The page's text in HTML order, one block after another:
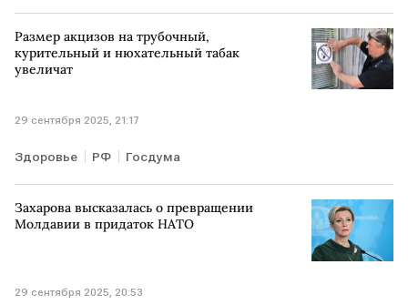
США МВФ OFAC
Размер акцизов на трубочный,
курительный и нюхательный табак
увеличат
29 сентября 2025, 21:17
Здоровье РФ Госдума
Захарова высказалась о превращении
Молдавии в придаток НАТО
29 сентября 2025, 20:53